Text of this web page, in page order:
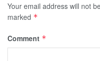
Your email address will not
marked *
Comment *